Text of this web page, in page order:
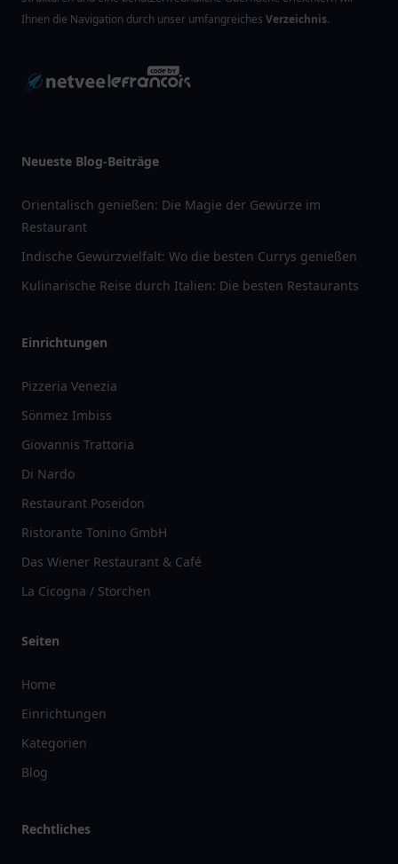
Ihnen die Navigation durch unser umfangreiches Verzeichnis.
Neueste Blog-Beiträge
Orientalisch genießen: Die Magie der Gewürze im
Restaurant
Indische Gewürzvielfalt: Wo die besten Currys genießen
Kulinarische Reise durch Italien: Die besten Restaurants
Einrichtungen
Pizzeria Venezia
Sönmez Imbiss
Giovannis Trattoria
Di Nardo
Restaurant Poseidon
Ristorante Tonino GmbH
Das Wiener Restaurant & Café
La Cicogna / Storchen
Seiten
Home
Einrichtungen
Kategorien
Blog
Rechtliches